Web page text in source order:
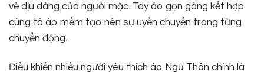
vẻ dịu dàng của người mặc. Tay áo gọn gàng kết hợp
cùng tà áo mềm tạo nên sự uyển chuyển trong từng
chuyển động.
Điều khiến nhiều người yêu thích áo Ngũ Thân chính là